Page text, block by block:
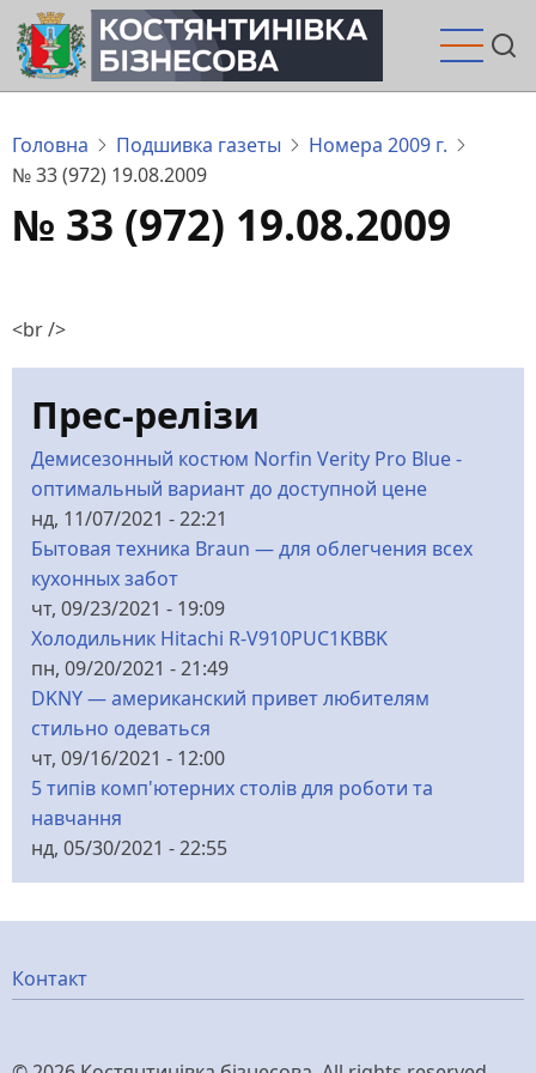
Перейти
до
основного
Головна
Подшивка газеты
Номера 2009 г.
№ 33 (972) 19.08.2009
№ 33 (972) 19.08.2009
<br />
Прес-релізи
Демисезонный костюм Norfin Verity Pro Blue -
оптимальный вариант до доступной цене
нд, 11/07/2021 - 22:21
Бытовая техника Braun — для облегчения всех
кухонных забот
чт, 09/23/2021 - 19:09
Холодильник Hitachi R-V910PUC1KBBK
пн, 09/20/2021 - 21:49
DKNY — американский привет любителям
стильно одеваться
чт, 09/16/2021 - 12:00
5 типів комп'ютерних столів для роботи та
навчання
нд, 05/30/2021 - 22:55
Меню
Контакт